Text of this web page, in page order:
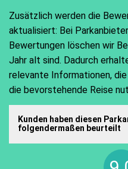
Zusätzlich werden die
aktualisiert: Bei
Bewertungen löschen wir
Jahr alt sind. Dadurch
relevante Informationen,
die bevorstehende Reise
Kunden haben diesen
folgendermaßen beurteilt